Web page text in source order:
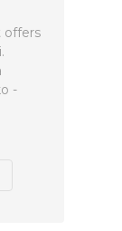
offers
-